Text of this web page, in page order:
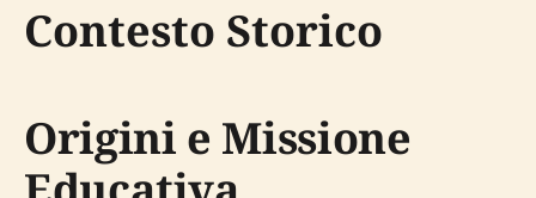
Contesto Storico
Origini e Missione